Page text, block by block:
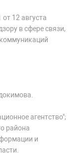
12 августа
в сфере связи,
агентство";
района
и